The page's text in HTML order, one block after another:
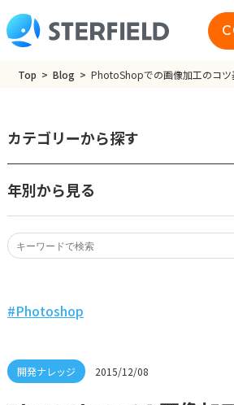
Top Blog PhotoShopでの画像加工のコツ
カテゴリーから探す
年別から見る
2015/12/08
Photoshop